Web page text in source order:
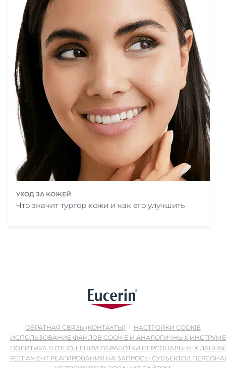
УХОД ЗА КОЖЕЙ
Что значит тургор кожи и как его улучшить
ОБРАТНАЯ СВЯЗЬ (КОНТАКТЫ)
НАСТРОЙКИ COOKIE
ИСПОЛЬЗОВАНИЕ ФАЙЛОВ COOKIE И АНАЛОГИЧНЫХ
ПОЛИТИКА В ОТНОШЕНИИ ОБРАБОТКИ ПЕРСОНАЛЬНЫХ
РЕГЛАМЕНТ РЕАГИРОВАНИЯ НА ЗАПРОСЫ СУБЪЕКТОВ